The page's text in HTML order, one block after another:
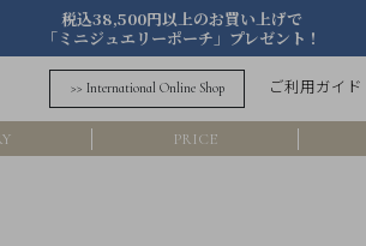
税込38,500円以上のお買い上げで
「ミニジュエリーポーチ」プレゼント！
>> International Online Shop ご利用ガイド
PRICE
詳細検索
フリーワード